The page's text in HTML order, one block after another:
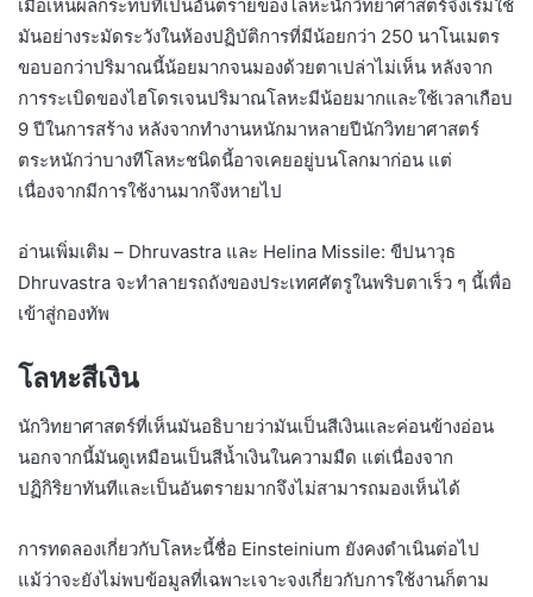
เมื่อเห็นผลกระทบที่เป็นอันตรายของโลหะนักวิทยาศาสตร์จึงเริ่มใช้
มันอย่างระมัดระวังในห้องปฏิบัติการที่มีน้อยกว่า 250 นาโนเมตร
ขอบอกว่าปริมาณนี้น้อยมากจนมองด้วยตาเปล่าไม่เห็น หลังจาก
การระเบิดของไฮโดรเจนปริมาณโลหะมีน้อยมากและใช้เวลาเกือบ
9 ปีในการสร้าง หลังจากทำงานหนักมาหลายปีนักวิทยาศาสตร์
ตระหนักว่าบางทีโลหะชนิดนี้อาจเคยอยู่บนโลกมาก่อน แต่
เนื่องจากมีการใช้งานมากจึงหายไป
อ่านเพิ่มเติม – Dhruvastra และ Helina Missile: ขีปนาวุธ
Dhruvastra จะทำลายรถถังของประเทศศัตรูในพริบตาเร็ว ๆ นี้เพื่อ
เข้าสู่กองทัพ
โลหะสีเงิน
นักวิทยาศาสตร์ที่เห็นมันอธิบายว่ามันเป็นสีเงินและค่อนข้างอ่อน
นอกจากนี้มันดูเหมือนเป็นสีน้ำเงินในความมืด แต่เนื่องจาก
ปฏิกิริยาทันทีและเป็นอันตรายมากจึงไม่สามารถมองเห็นได้
การทดลองเกี่ยวกับโลหะนี้ชื่อ Einsteinium ยังคงดำเนินต่อไป
แม้ว่าจะยังไม่พบข้อมูลที่เฉพาะเจาะจงเกี่ยวกับการใช้งานก็ตาม